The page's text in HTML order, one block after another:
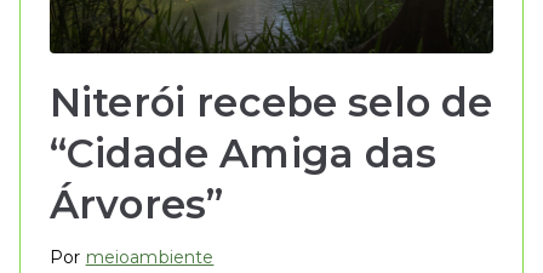
Niterói recebe selo de
“Cidade Amiga das
Árvores”
Por meioambiente